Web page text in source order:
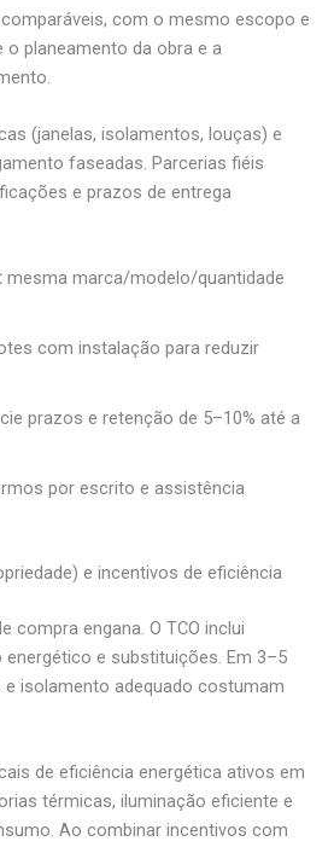
com o mesmo escopo e
planeamento da obra e a
(janelas, isolamentos, louças) e
faseadas. Parcerias fiéis
e prazos de entrega
mesma marca/modelo/quantidade
com instalação para reduzir
prazos e retenção de 5–10% até a
por escrito e assistência
e incentivos de eficiência
compra engana. O TCO inclui
e substituições. Em 3–5
e isolamento adequado costumam
de eficiência energética ativos em
térmicas, iluminação eficiente e
Ao combinar incentivos com